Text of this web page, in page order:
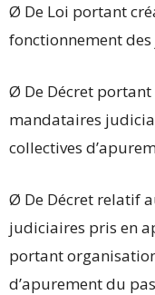
Ø De Loi portant
fonctionnement
Ø De Décret
mandataires
collectives
Ø De Décret relatif
judiciaires pris en
portant
d’apurement du